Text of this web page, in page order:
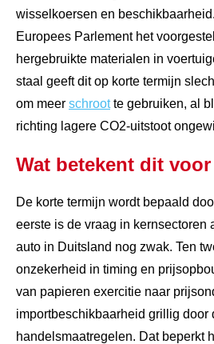
wisselkoersen en
Europees Parlement het
hergebruikte materialen in
staal geeft dit op korte termijn
om meer schrootte gebruiken, al
richting lagere CO2-uitstoot
Wat betekent dit
De korte termijn wordt bepaald
eerste is de vraag in kernsectoren
auto in Duitsland nog zwak. Ten
onzekerheid in timing en
van papieren exercitie naar
importbeschikbaarheid grillig door
handelsmaatregelen. Dat beperkt